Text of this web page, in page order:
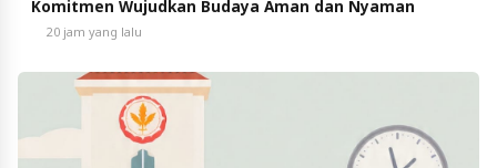
Komitmen Wujudkan Budaya Aman dan Nyaman
20 jam yang lalu